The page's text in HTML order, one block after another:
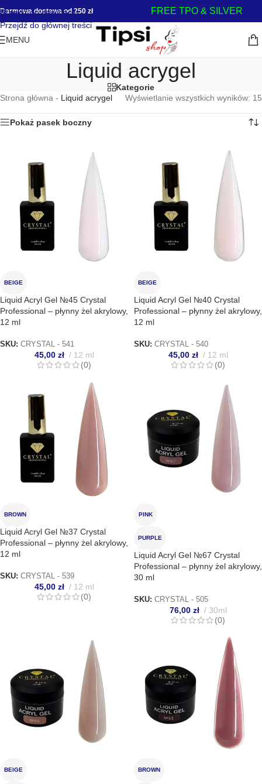
Przejdź do nawigacji
Przejdź do głównej treści
Darmowa dostawa od 250 zł FREE TPO & SILVER
MENU
Liquid acrygel
Kategorie
Strona główna - Liquid acrygel Wyświetlanie wszystkich wyników: 15
Pokaż pasek boczny
BEIGE
Liquid Acryl Gel №45 Crystal
Professional – płynny żel akrylowy,
12 ml
SKU: CRYSTAL - 541
45,00 zł
12 ml
(0)
BEIGE
Liquid Acryl Gel №40 Crystal
Professional – płynny żel akrylowy,
12 ml
SKU: CRYSTAL - 540
45,00 zł
12 ml
(0)
BROWN
Liquid Acryl Gel №37 Crystal
Professional – płynny żel akrylowy,
12 ml
SKU: CRYSTAL - 539
45,00 zł
12 ml
(0)
PINK
PURPLE
Liquid Acryl Gel №67 Crystal
Professional – płynny żel akrylowy,
30 ml
SKU: CRYSTAL - 505
76,00 zł
30ml
(0)
BEIGE BROWN